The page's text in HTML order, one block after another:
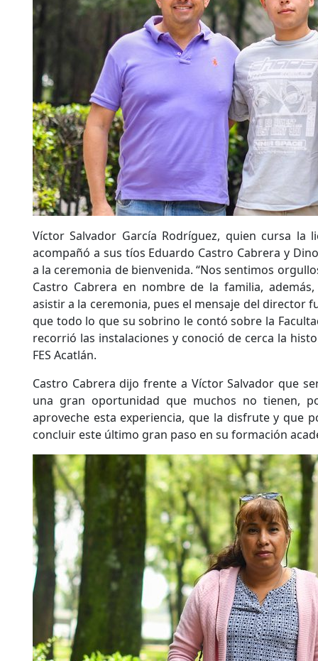
Víctor Salvador García Rodríguez, quien cursa la
acompañó a sus tíos Eduardo Castro Cabrera y
a la ceremonia de bienvenida. “Nos sentimos
Castro Cabrera en nombre de la familia,
asistir a la ceremonia, pues el mensaje del director
que todo lo que su sobrino le contó sobre la
recorrió las instalaciones y conoció de cerca la
FES Acatlán.
Castro Cabrera dijo frente a Víctor Salvador que
una gran oportunidad que muchos no tienen,
aproveche esta experiencia, que la disfrute y que
concluir este último gran paso en su formación